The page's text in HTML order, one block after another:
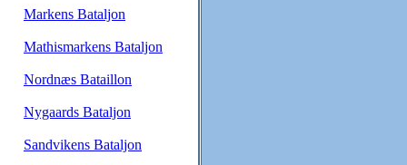
Markens Bataljon
Mathismarkens Bataljon
Nordnæs Bataillon
Nygaards Bataljon
Sandvikens Bataljon